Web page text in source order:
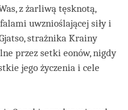
z żarliwą tęsknotą,
uwznioślającej siły i
strażnika Krainy
przez setki eonów, nigdy
jego życzenia i cele